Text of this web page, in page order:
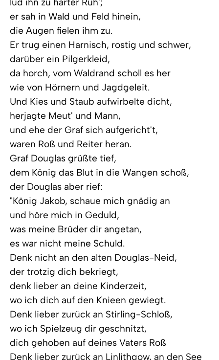
er sah in Wald und Feld hinein,
die Augen fielen ihm zu.
Er trug einen Harnisch, rostig und schwer,
darüber ein Pilgerkleid,
da horch, vom Waldrand scholl es her
wie von Hörnern und Jagdgeleit.
Und Kies und Staub aufwirbelte dicht,
herjagte Meut' und Mann,
und ehe der Graf sich aufgericht't,
waren Roß und Reiter heran.
Graf Douglas grüßte tief,
dem König das Blut in die Wangen schoß,
der Douglas aber rief:
"König Jakob, schaue mich gnädig an
und höre mich in Geduld,
was meine Brüder dir angetan,
es war nicht meine Schuld.
Denk nicht an den alten Douglas-Neid,
der trotzig dich bekriegt,
denk lieber an deine Kinderzeit,
wo ich dich auf den Knieen gewiegt.
Denk lieber zurück an Stirling-Schloß,
wo ich Spielzeug dir geschnitzt,
dich gehoben auf deines Vaters Roß
Denk lieber zurück an Linlithgow, an den See